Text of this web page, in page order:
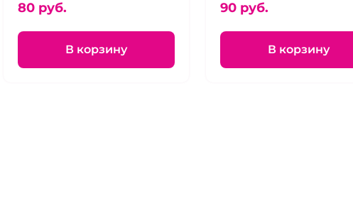
отстирываетразличные
загрязнения.
80 pуб.
В корзину
90 pуб.
В корзину